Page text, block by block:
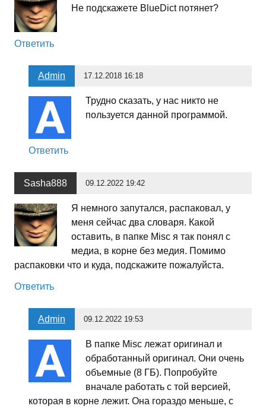
Не подскажeте BlueDict потянет?
Ответить
Admin 17.12.2018 16:18
Трудно сказать, у нас никто не
пользуется данной программой.
Ответить
Sasha888 09.12.2022 19:42
Я немного запутался, распаковал, у
меня сейчас два словаря. Какой
оставить, в папке Misc я так понял с
медиа, в корне без медия. Помимо
распаковки что и куда, подскажите пожалуйста.
Ответить
Admin 09.12.2022 19:53
В папке Misc лежат оригинал и
обработанный оригинал. Они очень
объемные (8 ГБ). Попробуйте
вначале работать с той версией,
которая в корне лежит. Она гораздо меньше, с